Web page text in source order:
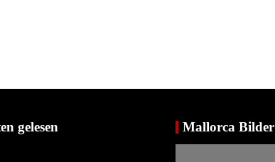
gelesen Mallorca Bilder